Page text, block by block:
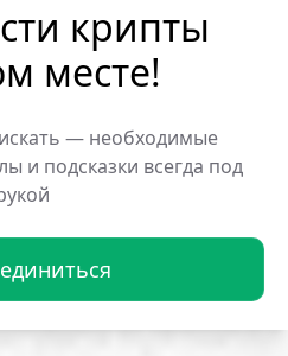
крипты
месте!
— необходимые
и подсказки всегда под
октябрьских
от резкого
года, в отличие от
2026 года
биткоина составила
уровня октября
среднем стоил $2300 —